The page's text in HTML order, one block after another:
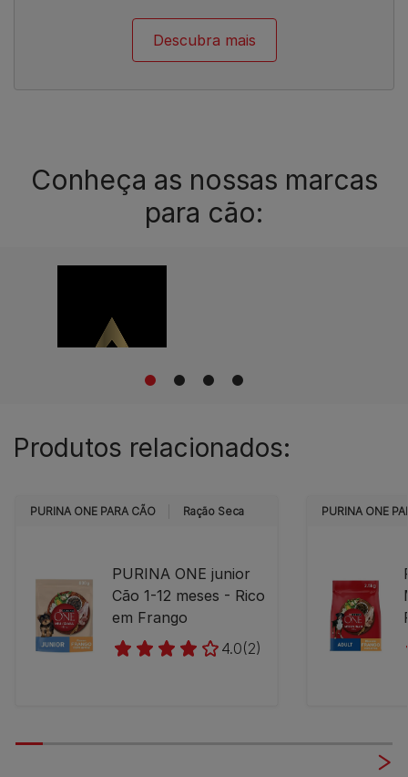
Descubra mais
Conheça as nossas marcas
para cão:
1 2 3 4
Produtos relacionados:
PURINA ONE PARA CÃO Ração Seca
PURINA ONE junior
Cão 1-12 meses - Rico
em Frango
4.0(2)
PURINA ONE